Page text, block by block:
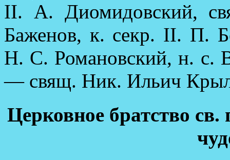
II. А. Диомидовский,
Баженов, к. секр. II. П.
Н. С. Романовский, н. с.
— свящ. Ник. Ильич
Церковное братство